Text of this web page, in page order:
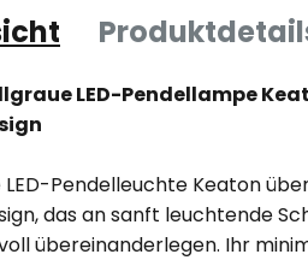
LED-Pendellampe
LED-Pendelleuchte Keaton
das an sanft leuchtende
übereinanderlegen. Ihr